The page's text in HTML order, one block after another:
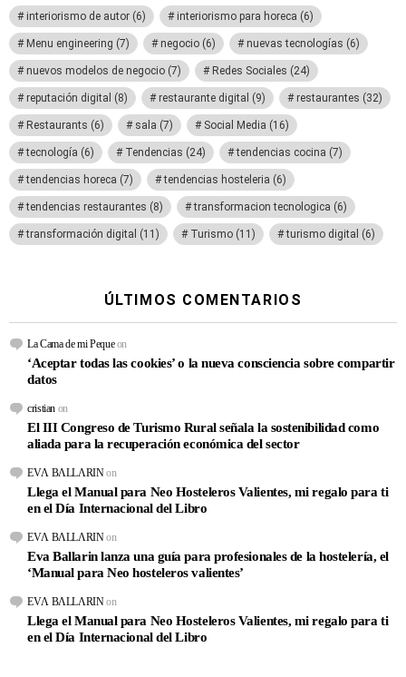
interiorismo de autor (6) interiorismo para horeca (6)
Menu engineering (7) negocio (6) nuevas tecnologías (6)
nuevos modelos de negocio (7) Redes Sociales (24)
reputación digital (8) restaurante digital (9) restaurantes (32)
Restaurants (6) sala (7) Social Media (16)
tecnología (6) Tendencias (24) tendencias cocina (7)
tendencias horeca (7) tendencias hosteleria (6)
tendencias restaurantes (8) transformacion tecnologica (6)
transformación digital (11) Turismo (11) turismo digital (6)
ÚLTIMOS COMENTARIOS
La Cama de mi Pequeon
‘Aceptar todas las cookies’ o la nueva consciencia sobre compartir
datos
cristian on
El III Congreso de Turismo Rural señala la sostenibilidad como
aliada para la recuperación económica del sector
EVΛ BΛLLΛRINon
Llega el Manual para Neo Hosteleros Valientes, mi regalo para ti
en el Día Internacional del Libro
EVΛ BΛLLΛRINon
Eva Ballarin lanza una guía para profesionales de la hostelería, el
‘Manual para Neo hosteleros valientes’
EVΛ BΛLLΛRINon
Llega el Manual para Neo Hosteleros Valientes, mi regalo para ti
en el Día Internacional del Libro